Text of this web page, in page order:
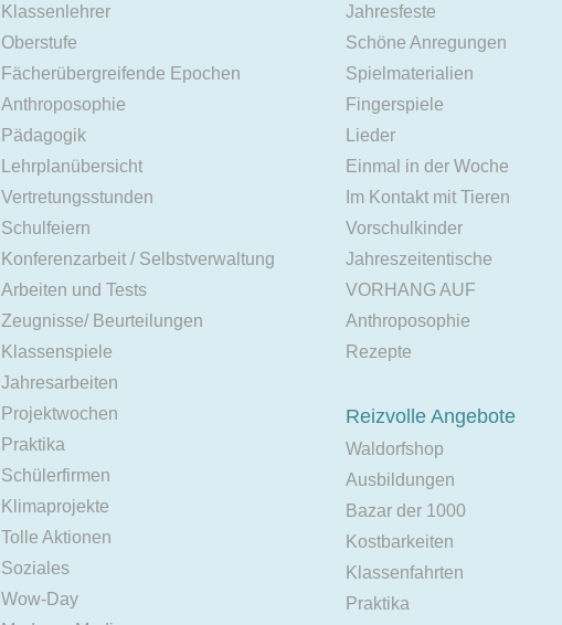
Klassenlehrer
Oberstufe
Fächerübergreifende Epochen
Anthroposophie
Pädagogik
Lehrplanübersicht
Vertretungsstunden
Schulfeiern
Konferenzarbeit / Selbstverwaltung
Arbeiten und Tests
Zeugnisse/ Beurteilungen
Klassenspiele
Jahresarbeiten
Projektwochen
Praktika
Schülerfirmen
Klimaprojekte
Tolle Aktionen
Soziales
Wow-Day
Jahresfeste
Schöne Anregungen
Spielmaterialien
Fingerspiele
Lieder
Einmal in der Woche
Im Kontakt mit Tieren
Vorschulkinder
Jahreszeitentische
VORHANG AUF
Anthroposophie
Rezepte
Reizvolle Angebote
Waldorfshop
Ausbildungen
Bazar der 1000
Kostbarkeiten
Klassenfahrten
Praktika